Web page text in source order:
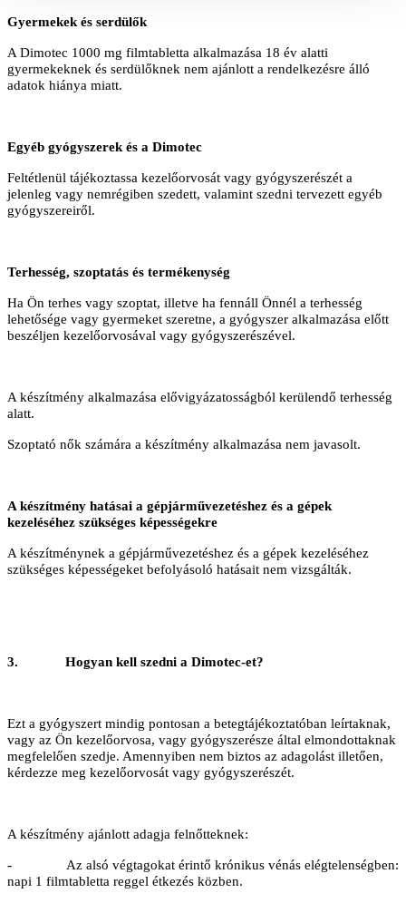
Gyermekek és serdülők
A Dimotec 1000 mg filmtabletta alkalmazása 18 év alatti
gyermekeknek és serdülőknek nem ajánlott a rendelkezésre álló
adatok hiánya miatt.
Egyéb gyógyszerek és a Dimotec
Feltétlenül tájékoztassa kezelőorvosát vagy gyógyszerészét a
jelenleg vagy nemrégiben szedett, valamint szedni tervezett egyéb
gyógyszereiről.
Terhesség, szoptatás és termékenység
Ha Ön terhes vagy szoptat, illetve ha fennáll Önnél a terhesség
lehetősége vagy gyermeket szeretne, a gyógyszer alkalmazása előtt
beszéljen kezelőorvosával vagy gyógyszerészével.
A készítmény alkalmazása elővigyázatosságból kerülendő terhesség
alatt.
Szoptató nők számára a készítmény alkalmazása nem javasolt.
A készítmény hatásai a gépjárművezetéshez és a gépek
kezeléséhez szükséges képességekre
A készítménynek a gépjárművezetéshez és a gépek kezeléséhez
szükséges képességeket befolyásoló hatásait nem vizsgálták.
3. Hogyan kell szedni a Dimotec-et?
Ezt a gyógyszert mindig pontosan a betegtájékoztatóban leírtaknak,
vagy az Ön kezelőorvosa, vagy gyógyszerésze által elmondottaknak
megfelelően szedje. Amennyiben nem biztos az adagolást illetően,
kérdezze meg kezelőorvosát vagy gyógyszerészét.
A készítmény ajánlott adagja felnőtteknek:
- Az alsó végtagokat érintő krónikus vénás elégtelenségben:
napi 1 filmtabletta reggel étkezés közben.